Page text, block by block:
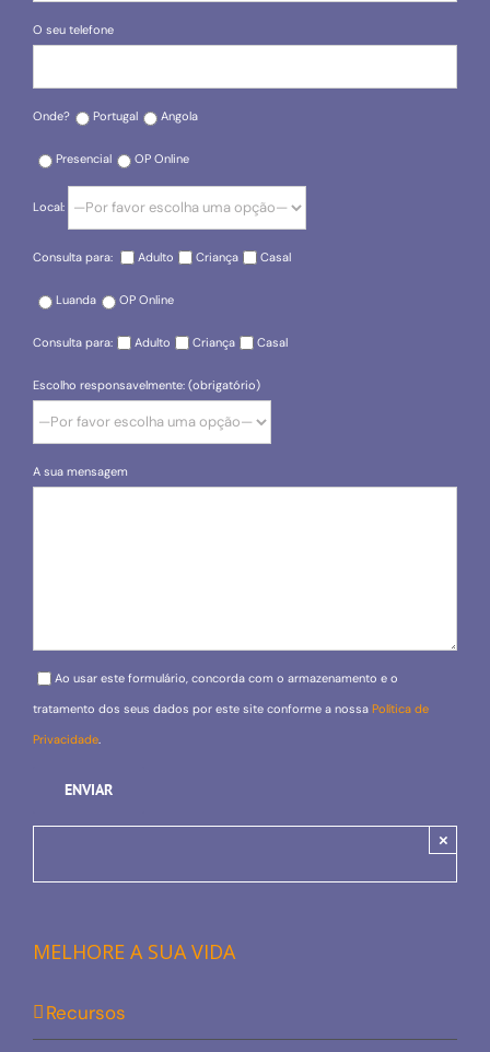
O seu telefone
Onde? Portugal Angola
Presencial OP Online
Local:
Consulta para: Adulto Criança Casal
Luanda OP Online
Consulta para: Adulto Criança Casal
Escolho responsavelmente: (obrigatório)
A sua mensagem
Please leave this field empty.
Ao usar este formulário, concorda com o armazenamento e o
tratamento dos seus dados por este site conforme a nossa Política de
Privacidade
×
MELHORE A SUA VIDA
Recursos